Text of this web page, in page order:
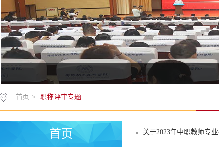
首页 > 职称评审专题
首页 关于2023年中职教师专